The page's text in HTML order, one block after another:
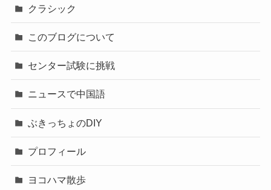
クラシック
このブログについて
センター試験に挑戦
ニュースで中国語
ぶきっちょのDIY
プロフィール
ヨコハマ散歩